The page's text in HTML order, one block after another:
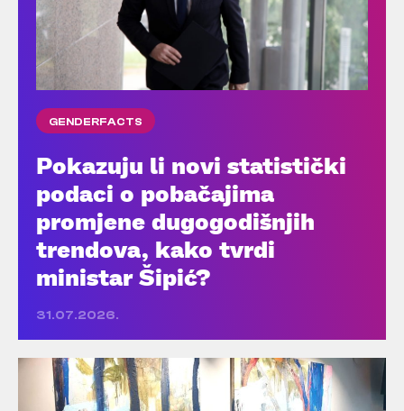
GENDERFACTS
Pokazuju li novi statistički
podaci o pobačajima
promjene dugogodišnjih
trendova, kako tvrdi
ministar Šipić?
31.07.2026.